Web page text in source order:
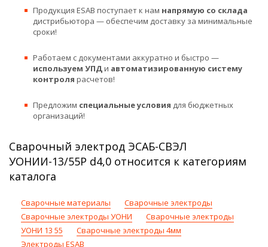
Продукция ESAB поступает к нам напрямую со склада
дистрибьютора — обеспечим доставку за минимальные
сроки!
Работаем с документами аккуратно и быстро —
используем УПДи автоматизированную систему
контроля расчетов!
Предложим специальные условия для бюджетных
организаций!
Сварочный электрод ЭСАБ-СВЭЛ
УОНИИ-13/55Р d4,0 относится к категориям
каталога
Сварочные материалы
Сварочные электроды
Сварочные электроды УОНИ
Сварочные электроды
УОНИ 13 55
Сварочные электроды 4мм
Электроды ESAB